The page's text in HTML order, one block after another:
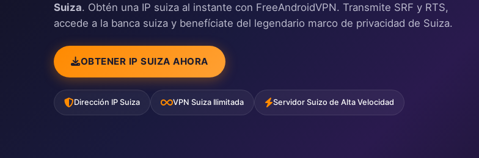
Suiza. Obtén una IP suiza al instante con FreeAndroidVPN. Transmite SRF y RTS,
accede a la banca suiza y benefíciate del legendario marco de privacidad de Suiza.
OBTENER IP SUIZA AHORA
Dirección IP Suiza VPN Suiza Ilimitada Servidor Suizo de Alta Velocidad